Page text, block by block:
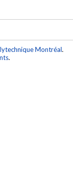
Montréal.
.